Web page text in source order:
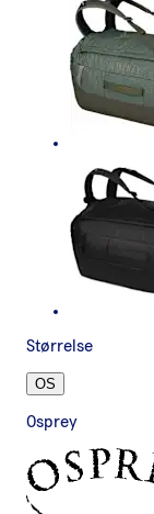
Størrelse
OS
Osprey